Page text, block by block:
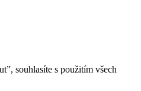
souhlasíte s použitím všech